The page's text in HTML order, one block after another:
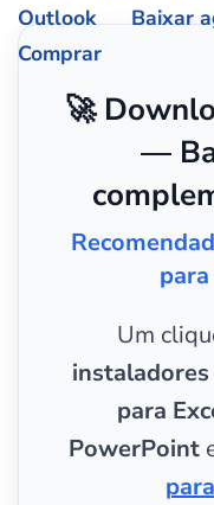
Outlook
Baixar
Comprar
🚀
—
Um
instaladores
para
PowerPoint